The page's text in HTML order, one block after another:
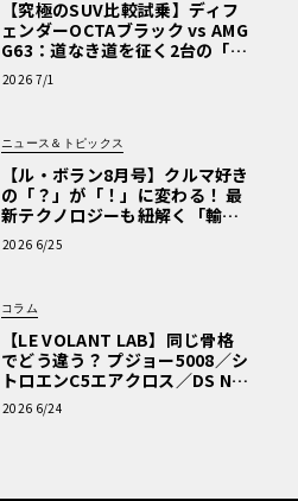
【究極のSUV比較試乗】ディフ
ェンダーOCTAブラック vs AMG
G63：道なき道を征く2台の「対
極的アプローチ」
2026 7/1
ニュース＆トピックス
【ル・ボラン8月号】クルマ好き
の「？」が「！」に変わる！ 最
新テクノロジーも紐解く「輸入
車Q&A」
2026 6/25
コラム
【LE VOLANT LAB】同じ骨格
でどう違う？ プジョー5008／シ
トロエンC5エアクロス／DS Nº4
読者一気乗りレポート
2026 6/24